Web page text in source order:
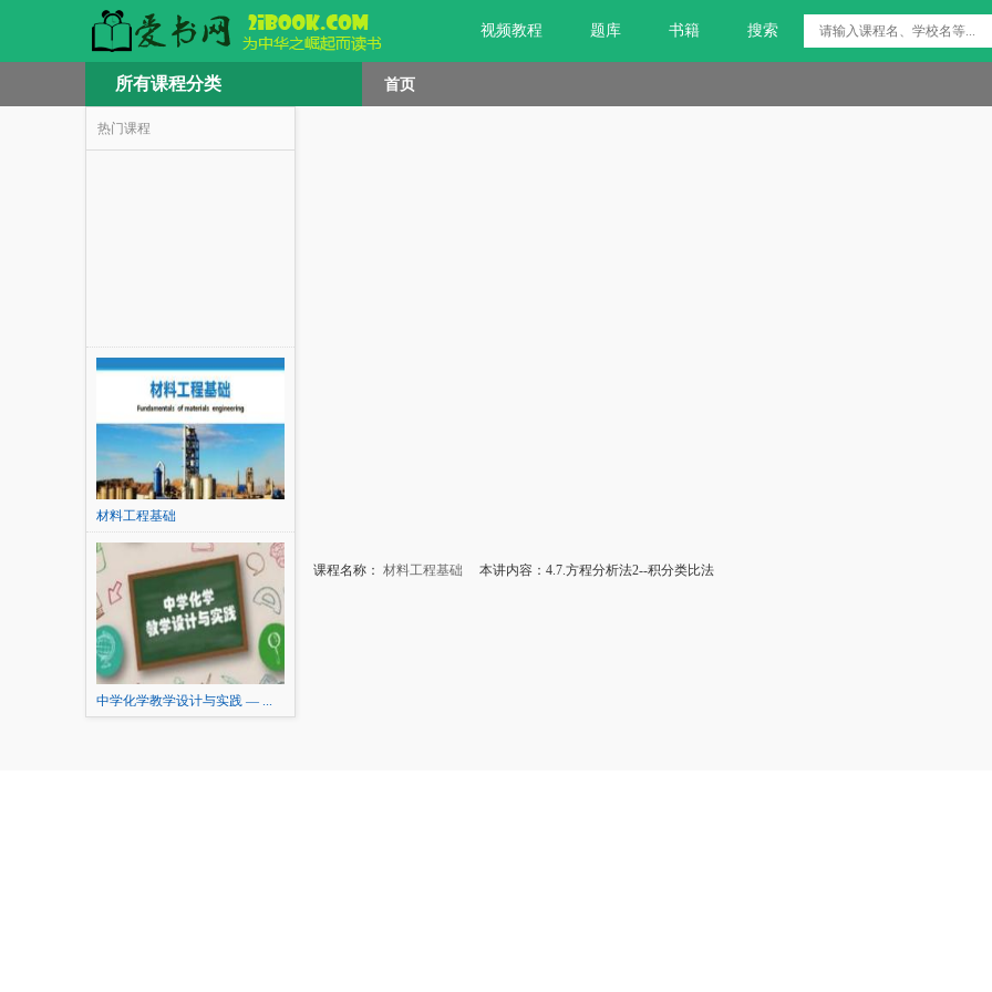
视频教程 题库 书籍 搜索
所有课程分类 首页
热门课程
材料工程基础
中学化学教学设计与实践 — ...
课程名称： 材料工程基础 本讲内容：4.7.方程分析法2--积分类比法